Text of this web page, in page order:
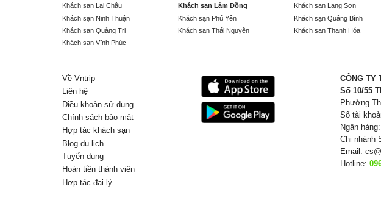
Khách sạn Lai Châu
Khách sạn Lâm Đồng Khách sạn Lạng Sơn
Khách sạn Ninh Thuận
Khách sạn Phú Yên Khách sạn Quảng Bình
Khách sạn Quảng Trị
Khách sạn Thái Nguyên Khách sạn Thanh Hóa
Khách sạn Vĩnh Phúc
Về Vntrip
Liên hệ
Điều khoản sử dụng
Chính sách bảo mật
Hợp tác khách sạn
Blog du lịch
Tuyển dụng
Hoàn tiền thành viên
Hợp tác đại lý
CÔNG TY
Số 10/55
Phường
Số tài
Ngân
Chi nhánh
Email:
Hotline: